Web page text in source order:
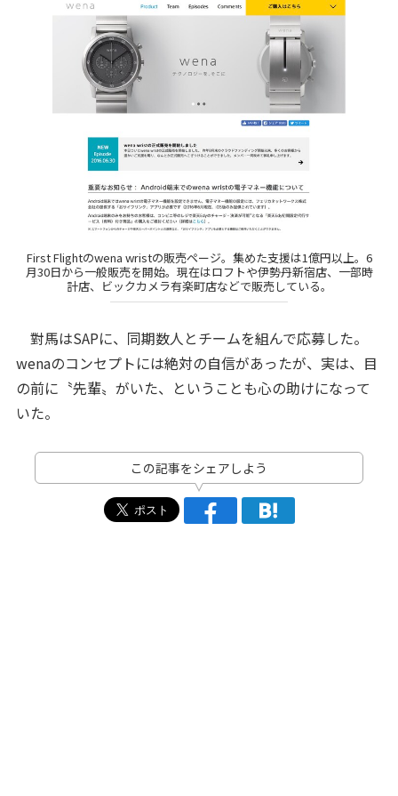
First Flightのwena wristの販売ページ。集めた支援は1億円以上。6
月30日から一般販売を開始。現在はロフトや伊勢丹新宿店、一部時
計店、ビックカメラ有楽町店などで販売している。
對馬はSAPに、同期数人とチームを組んで応募した。
wenaのコンセプトには絶対の自信があったが、実は、目
の前に〝先輩〟がいた、ということも心の助けになって
いた。
この記事をシェアしよう